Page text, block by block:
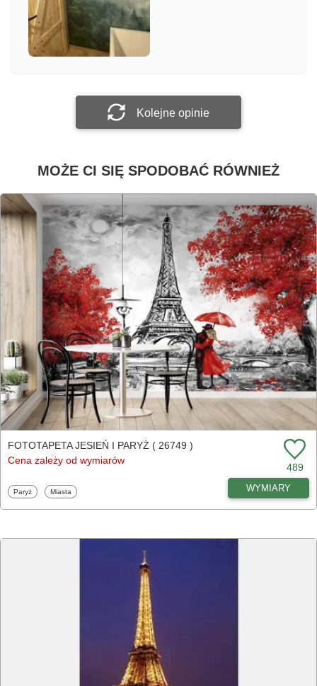
Załącz zdjęcie
Kolejne opinie
MOŻE CI SIĘ SPODOBAĆ RÓWNIEŻ
FOTOTAPETA JESIEŃ I PARYŻ ( 26749 )
Cena zależy od wymiarów
489
Fototapety
Paryż Fototapety
Miasta WYMIARY